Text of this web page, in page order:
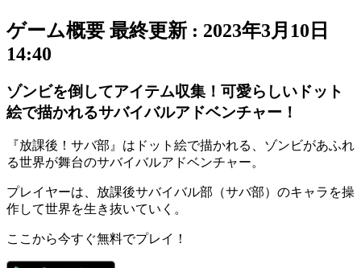
ゲーム概要 最終更新 : 2023年3月10日
14:40
ゾンビを倒してアイテム収集！可愛らしいドット
絵で描かれるサバイバルアドベンチャー！
『放課後！サバ部』は ドット絵で描かれる、ゾンビがあふれ
る世界が舞台のサバイバルアドベンチャー。
プレイヤーは、 放課後サバイバル部 （サバ部）のキャラを操
作して世界を生き抜いていく 。
ここから今すぐ無料でプレイ！